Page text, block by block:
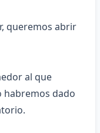
queremos abrir
al que
habremos dado